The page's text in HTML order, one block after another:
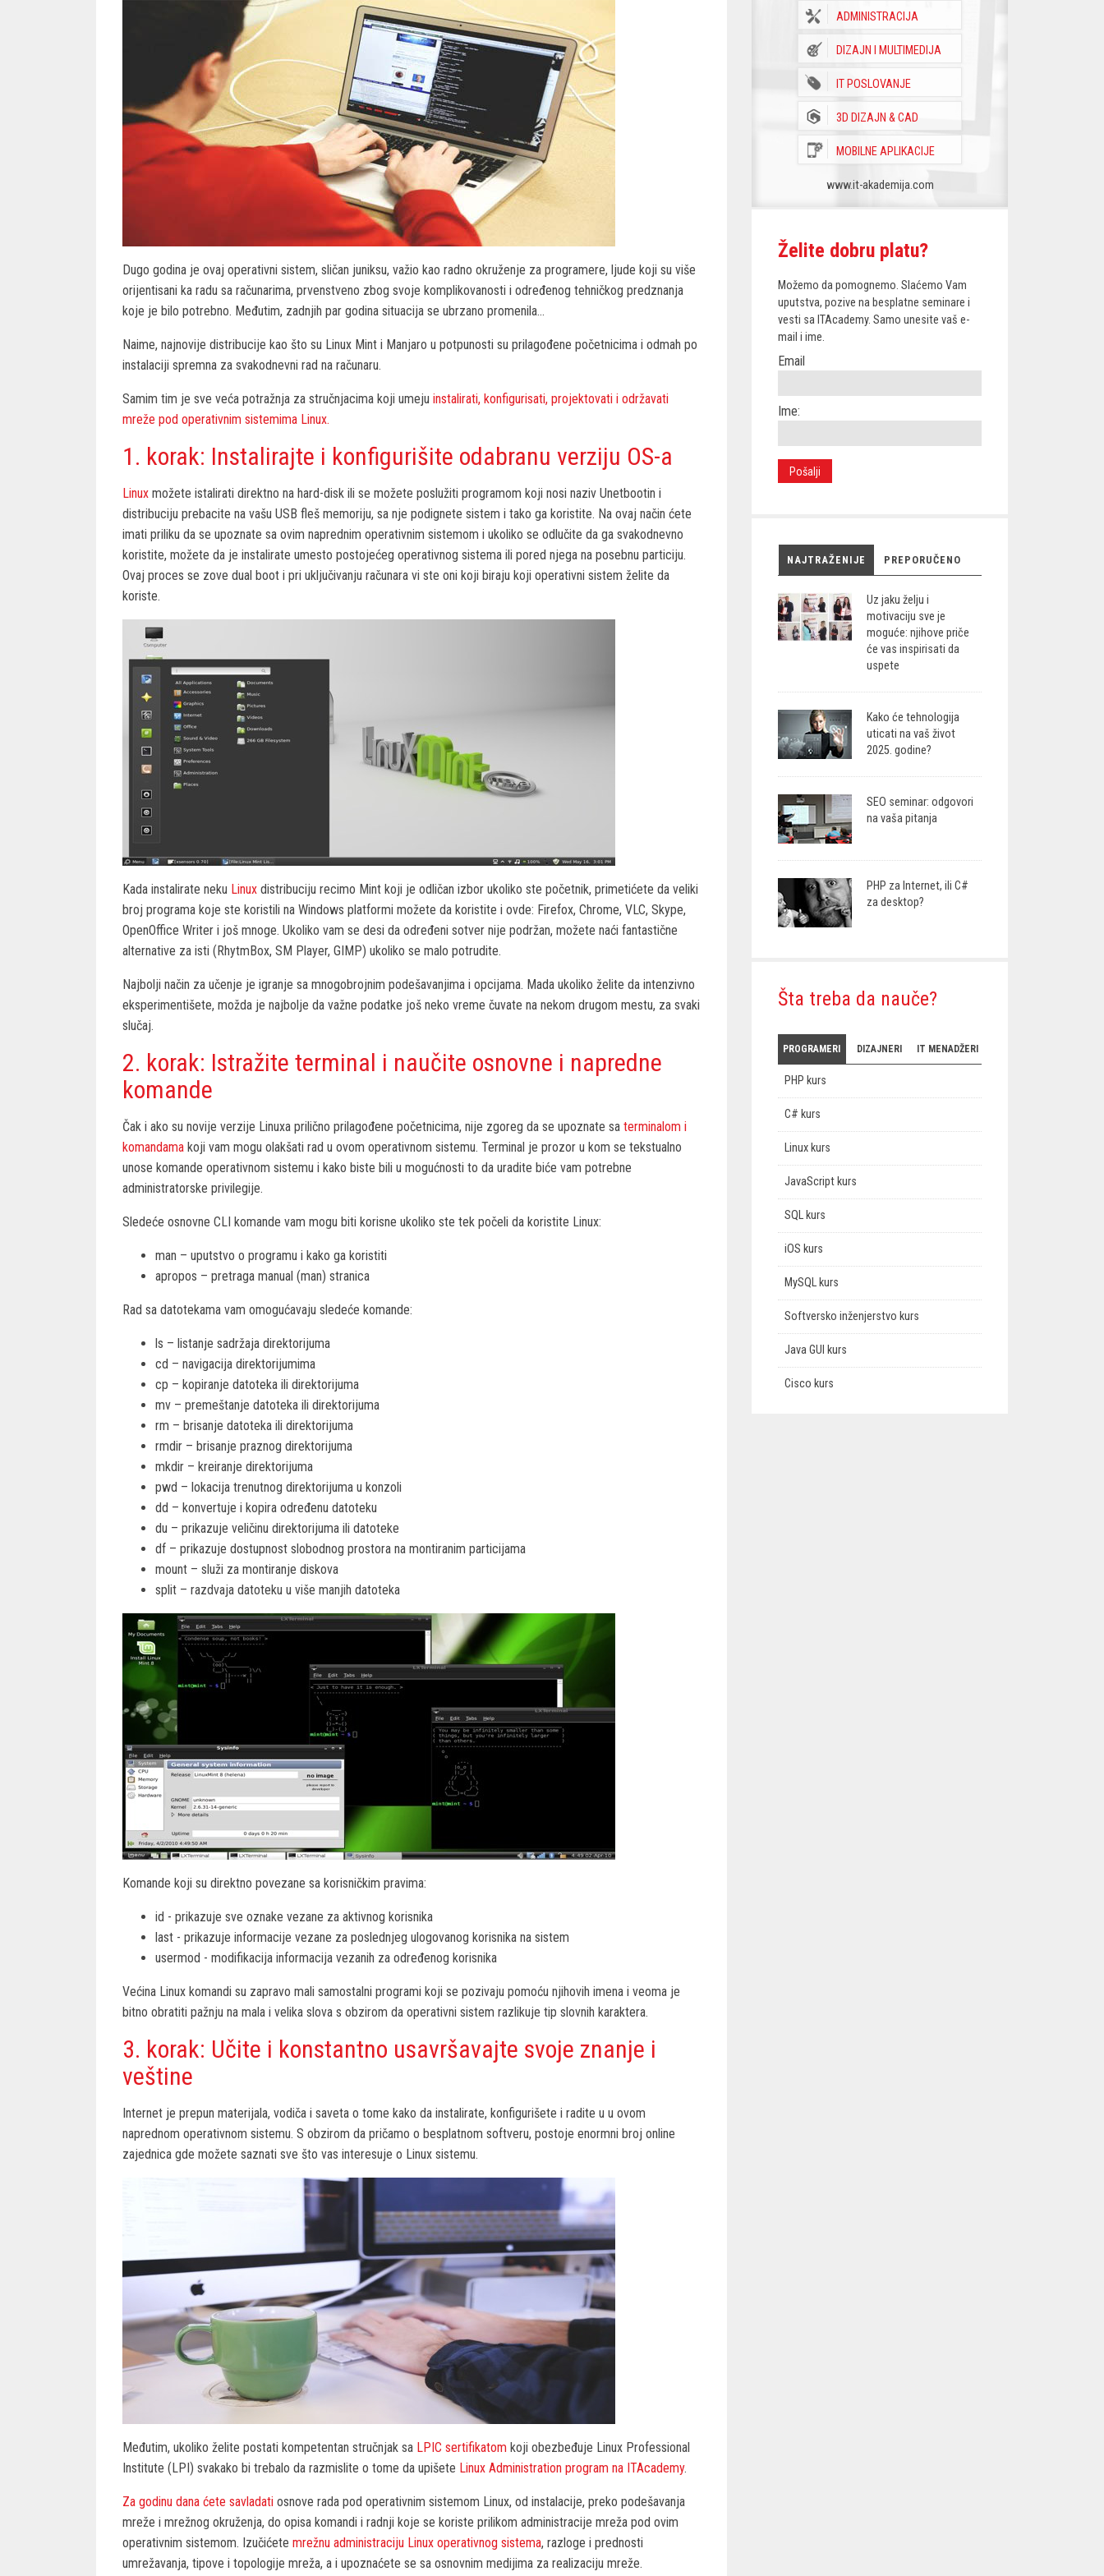
Dugo godina je ovaj operativni sistem, sličan juniksu, važio kao radno okruženje za programere, ljude koji su više
orijentisani ka radu sa računarima, prvenstveno zbog svoje komplikovanosti i određenog tehničkog predznanja
koje je bilo potrebno. Međutim, zadnjih par godina situacija se ubrzano promenila…
Naime, najnovije distribucije kao što su Linux Mint i Manjaro u potpunosti su prilagođene početnicima i odmah po
instalaciji spremna za svakodnevni rad na računaru.
Samim tim je sve veća potražnja za stručnjacima koji umeju instalirati, konfigurisati, projektovati i održavati
mreže pod operativnim sistemima Linux.
1. korak: Instalirajte i konfigurišite odabranu verziju OS-a
Linux možete istalirati direktno na hard-disk ili se možete poslužiti programom koji nosi naziv Unetbootin i
distribuciju prebacite na vašu USB fleš memoriju, sa nje podignete sistem i tako ga koristite. Na ovaj način ćete
imati priliku da se upoznate sa ovim naprednim operativnim sistemom i ukoliko se odlučite da ga svakodnevno
koristite, možete da je instalirate umesto postojećeg operativnog sistema ili pored njega na posebnu particiju.
Ovaj proces se zove dual boot i pri uključivanju računara vi ste oni koji biraju koji operativni sistem želite da
koriste.
Kada instalirate neku Linux distribuciju recimo Mint koji je odličan izbor ukoliko ste početnik, primetićete da veliki
broj programa koje ste koristili na Windows platformi možete da koristite i ovde: Firefox, Chrome, VLC, Skype,
OpenOffice Writer i još mnoge. Ukoliko vam se desi da određeni sotver nije podržan, možete naći fantastične
alternative za isti (RhytmBox, SM Player, GIMP) ukoliko se malo potrudite.
Najbolji način za učenje je igranje sa mnogobrojnim podešavanjima i opcijama. Mada ukoliko želite da intenzivno
eksperimentišete, možda je najbolje da važne podatke još neko vreme čuvate na nekom drugom mestu, za svaki
slučaj.
2. korak: Istražite terminal i naučite osnovne i napredne
komande
Čak i ako su novije verzije Linuxa prilično prilagođene početnicima, nije zgoreg da se upoznate sa terminalom i
komandama koji vam mogu olakšati rad u ovom operativnom sistemu. Terminal je prozor u kom se tekstualno
unose komande operativnom sistemu i kako biste bili u mogućnosti to da uradite biće vam potrebne
administratorske privilegije.
Sledeće osnovne CLI komande vam mogu biti korisne ukoliko ste tek počeli da koristite Linux:
man – uputstvo o programu i kako ga koristiti
apropos – pretraga manual (man) stranica
Rad sa datotekama vam omogućavaju sledeće komande:
ls – listanje sadržaja direktorijuma
cd – navigacija direktorijumima
cp – kopiranje datoteka ili direktorijuma
mv – premeštanje datoteka ili direktorijuma
rm – brisanje datoteka ili direktorijuma
rmdir – brisanje praznog direktorijuma
mkdir – kreiranje direktorijuma
pwd – lokacija trenutnog direktorijuma u konzoli
dd – konvertuje i kopira određenu datoteku
du – prikazuje veličinu direktorijuma ili datoteke
df – prikazuje dostupnost slobodnog prostora na montiranim particijama
mount – služi za montiranje diskova
split – razdvaja datoteku u više manjih datoteka
Komande koji su direktno povezane sa korisničkim pravima:
id - prikazuje sve oznake vezane za aktivnog korisnika
last - prikazuje informacije vezane za poslednjeg ulogovanog korisnika na sistem
usermod - modifikacija informacija vezanih za određenog korisnika
Većina Linux komandi su zapravo mali samostalni programi koji se pozivaju pomoću njihovih imena i veoma je
bitno obratiti pažnju na mala i velika slova s obzirom da operativni sistem razlikuje tip slovnih karaktera.
3. korak: Učite i konstantno usavršavajte svoje znanje i
veštine
Internet je prepun materijala, vodiča i saveta o tome kako da instalirate, konfigurišete i radite u u ovom
naprednom operativnom sistemu. S obzirom da pričamo o besplatnom softveru, postoje enormni broj online
zajednica gde možete saznati sve što vas interesuje o Linux sistemu.
Međutim, ukoliko želite postati kompetentan stručnjak sa LPIC sertifikatom koji obezbeđuje Linux Professional
Institute (LPI) svakako bi trebalo da razmislite o tome da upišete Linux Administration program na ITAcademy.
Za godinu dana ćete savladati osnove rada pod operativnim sistemom Linux, od instalacije, preko podešavanja
mreže i mrežnog okruženja, do opisa komandi i radnji koje se koriste prilikom administracije mreža pod ovim
operativnim sistemom. Izučićete mrežnu administraciju Linux operativnog sistema, razloge i prednosti
umrežavanja, tipove i topologije mreža, a i upoznaćete se sa osnovnim medijima za realizaciju mreže.
ADMINISTRACIJA
DIZAJN I MULTIMEDIJA
IT POSLOVANJE
3D DIZAJN & CAD
MOBILNE APLIKACIJE
www.it-akademija.com
Želite dobru platu?
Možemo da pomognemo. Slaćemo Vam
uputstva, pozive na besplatne seminare i
vesti sa ITAcademy. Samo unesite vaš e-
mail i ime.
Email
Ime:
NAJTRAŽENIJE PREPORUČENO
Uz jaku želju i
motivaciju sve je
moguće: njihove priče
će vas inspirisati da
uspete
Kako će tehnologija
uticati na vaš život
2025. godine?
SEO seminar: odgovori
na vaša pitanja
PHP za Internet, ili C#
za desktop?
Šta treba da nauče?
PROGRAMERI DIZAJNERI IT MENADŽERI
PHP kurs
C# kurs
Linux kurs
JavaScript kurs
SQL kurs
iOS kurs
MySQL kurs
Softversko inženjerstvo kurs
Java GUI kurs
Cisco kurs